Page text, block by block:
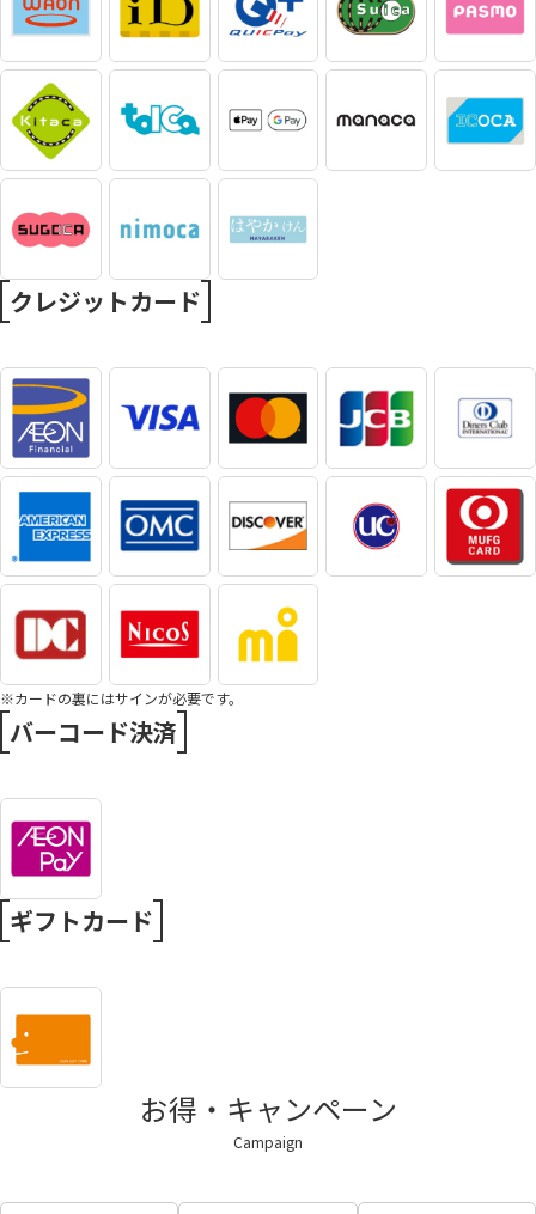
クレジットカード
※カードの裏にはサインが必要です。
バーコード決済
ギフトカード
お得・キャンペーン
Campaign